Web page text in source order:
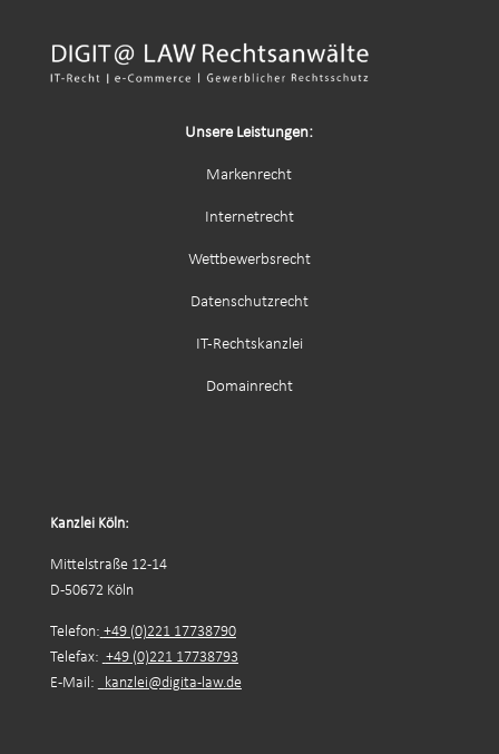
Unsere Leistungen:
Markenrecht
Internetrecht
Wettbewerbsrecht
Datenschutzrecht
IT-Rechtskanzlei
Domainrecht
Kanzlei Köln:
Mittelstraße 12-14
D-50672 Köln
Telefon: +49 (0)221 17738790
Telefax: +49 (0)221 17738793
E-Mail:
kanzlei@digita-law.de